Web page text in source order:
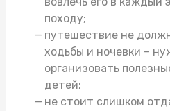
походу;
путешествие не
ходьбы и ночевки –
организовать
детей;
не стоит слишком